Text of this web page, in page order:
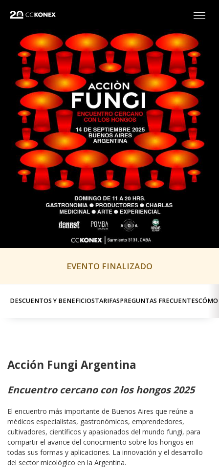
EVENTO FINALIZADO
DESCUENTOS Y BENEFICIOSTARIFASPREGUNTAS FRECUENTESCÓMO
Acción Fungi Argentina
Encuentro cercano con los hongos 2025
El encuentro más importante de Buenos Aires que reúne a
médicos especialistas, gastronómicos, emprendedores,
cultivadores, científicos y apasionados del mundo fungi, para
compartir el avance del conocimiento sobre los hongos en
todas sus formas y aplicaciones. La innovación y el desarrollo
del sector micológico en la Argentina.